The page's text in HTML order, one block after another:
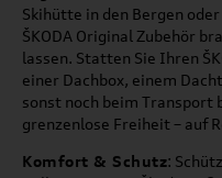
Skihütte in den Bergen
ŠKODA Original Zubehör
lassen. Statten Sie Ihren
einer Dachbox, einem
sonst noch beim Transport
grenzenlose Freiheit – auf
Komfort & Schutz: